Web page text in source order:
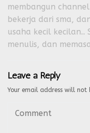
membangun
bekerja dari sma,
usaha kecil kecilan..
menulis, dan
Leave a Reply
Your email address will not